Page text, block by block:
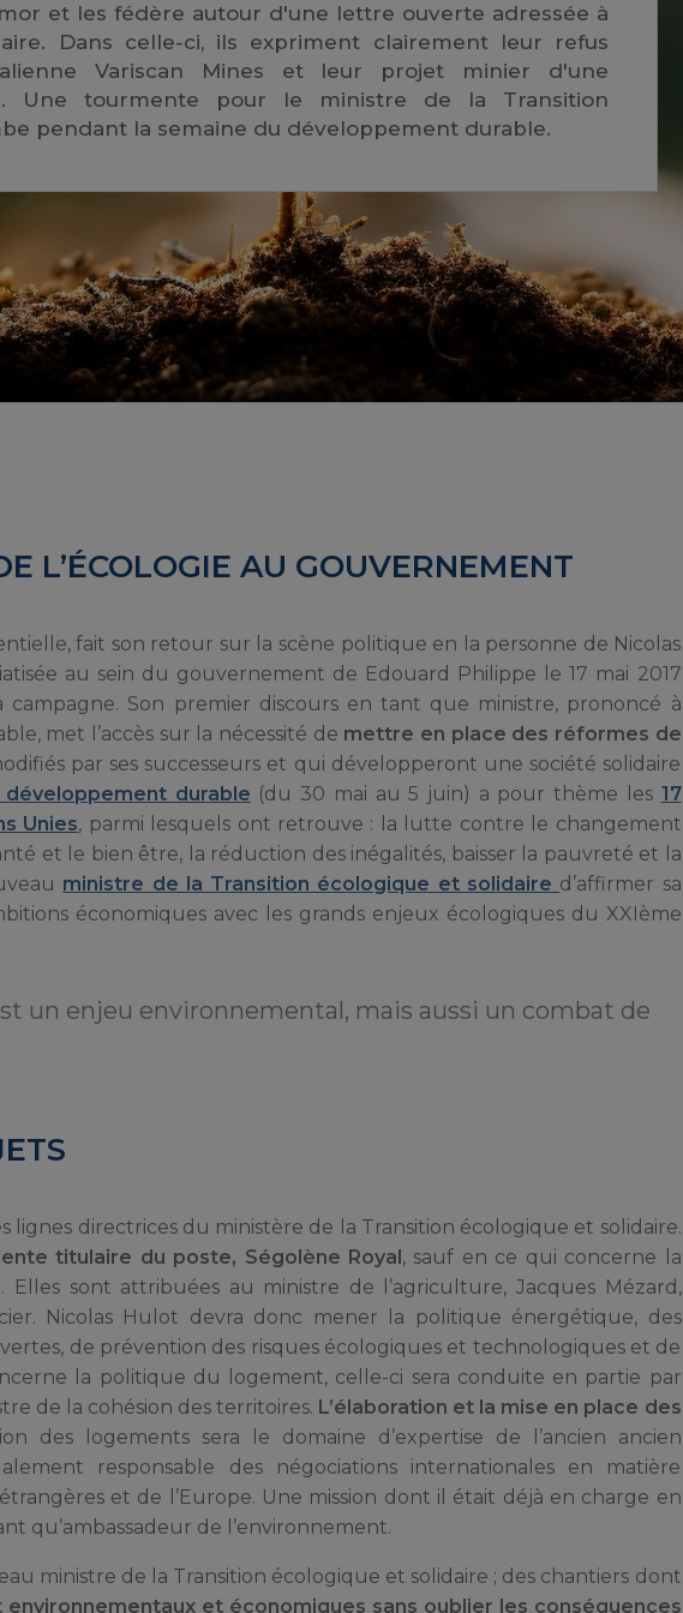
et les fédère autour d'une lettre ouverte adressée à
Dans celle-ci, ils expriment clairement leur refus
Variscan Mines et leur projet minier d'une
Une tourmente pour le ministre de la Transition
pendant la semaine du développement durable.
L’ÉCOLOGIE AU GOUVERNEMENT
fait son retour sur la scène politique en la personne de Nicolas
au sein du gouvernement de Edouard Philippe le 17 mai 2017
Son premier discours en tant que ministre, prononcé à
met l’accès sur la nécessité de mettre en place des réformes de
par ses successeurs et qui développeront une société solidaire
durable (du 30 mai au 5 juin) a pour thème les 17
Unies, parmi lesquels ont retrouve : la lutte contre le changement
et le bien être, la réduction des inégalités, baisser la pauvreté et la
ministre de la Transition écologique et solidaire d’affirmer sa
économiques avec les grands enjeux écologiques du XXIème
un enjeu environnemental, mais aussi un combat de
directrices du ministère de la Transition écologique et solidaire.
titulaire du poste, Ségolène Royal, sauf en ce qui concerne la
sont attribuées au ministre de l’agriculture, Jacques Mézard,
Nicolas Hulot devra donc mener la politique énergétique, des
de prévention des risques écologiques et technologiques et de
la politique du logement, celle-ci sera conduite en partie par
de la cohésion des territoires. L’élaboration et la mise en place des
des logements sera le domaine d’expertise de l’ancien ancien
responsable des négociations internationales en matière
et de l’Europe. Une mission dont il était déjà en charge en
qu’ambassadeur de l’environnement.
ministre de la Transition écologique et solidaire ; des chantiers dont
environnementaux et économiques sans oublier les conséquences